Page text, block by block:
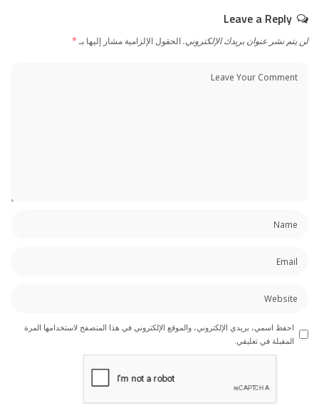
Leave a Reply
لن يتم نشر عنوان بريدك الإلكتروني.الحقول الإلزامية مشار إليها بـ*
احفظ اسمي، بريدي الإلكتروني، والموقع الإلكتروني في هذا المتصفح لاستخدامها المرة
المقبلة في تعليقي.